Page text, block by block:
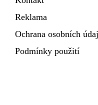
Reklama
Ochrana osobních
Podmínky použití